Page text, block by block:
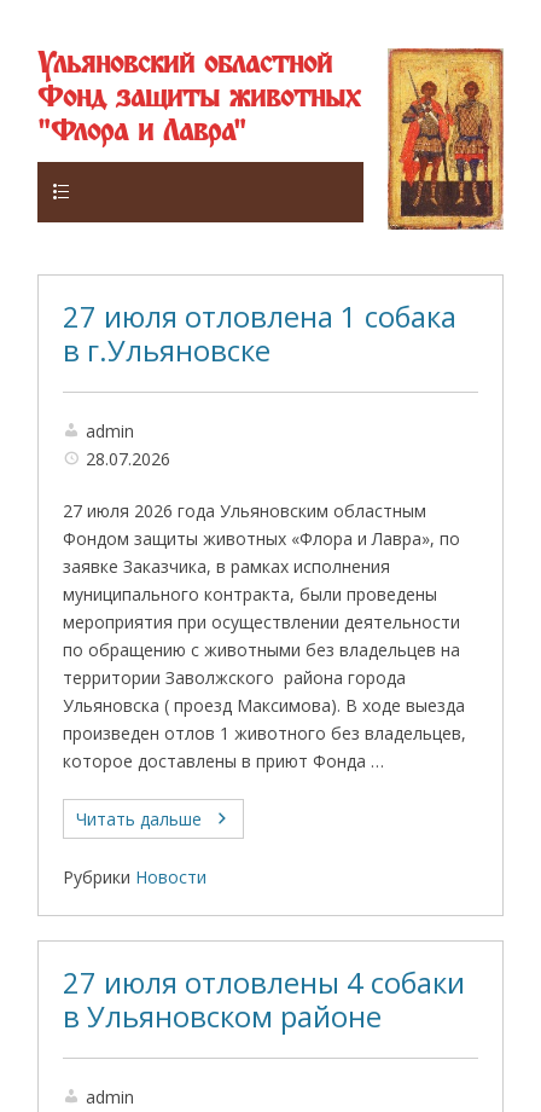
Ульяновский областной
Фонд защиты животных
"Флора и Лавра"
27 июля отловлена 1 собака
в г.Ульяновске
admin
28.07.2026
27 июля 2026 года Ульяновским областным
Фондом защиты животных «Флора и Лавра», по
заявке Заказчика, в рамках исполнения
муниципального контракта, были проведены
мероприятия при осуществлении деятельности
по обращению с животными без владельцев на
территории Заволжского района города
Ульяновска ( проезд Максимова). В ходе выезда
произведен отлов 1 животного без владельцев,
которое доставлены в приют Фонда …
Читать дальше
Рубрики Новости
27 июля отловлены 4 собаки
в Ульяновском районе
admin